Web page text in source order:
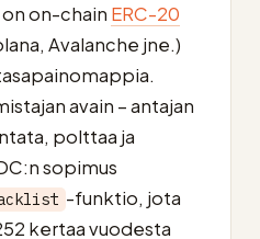
on-chain ERC-20
Avalanche jne.)
avain – antajan
polttaa ja
sopimus
-funktio, jota
kertaa vuodesta